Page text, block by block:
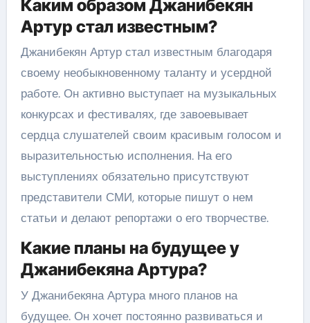
Каким образом Джанибекян
Артур стал известным?
Джанибекян Артур стал известным благодаря
своему необыкновенному таланту и усердной
работе. Он активно выступает на музыкальных
конкурсах и фестивалях, где завоевывает
сердца слушателей своим красивым голосом и
выразительностью исполнения. На его
выступлениях обязательно присутствуют
представители СМИ, которые пишут о нем
статьи и делают репортажи о его творчестве.
Какие планы на будущее у
Джанибекяна Артура?
У Джанибекяна Артура много планов на
будущее. Он хочет постоянно развиваться и